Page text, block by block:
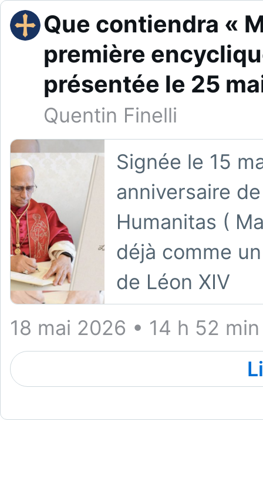
Que contiendra «
première
présentée le 25
Quentin Finelli
Signée le 15
anniversaire
Humanitas (
déjà comme
de Léon XIV
18 mai 2026 • 14 h 52 min